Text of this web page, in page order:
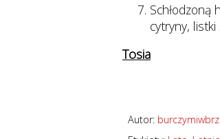
Schłodzoną
cytryny,
Tosia
Autor: